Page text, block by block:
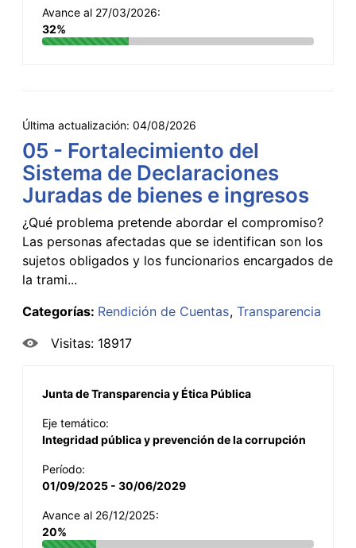
Avance al 27/03/2026:
32%
Última actualización: 04/08/2026
05 - Fortalecimiento del
Sistema de Declaraciones
Juradas de bienes e ingresos
¿Qué problema pretende abordar el compromiso?
Las personas afectadas que se identifican son los
sujetos obligados y los funcionarios encargados de
la trami...
Categorías: Rendición de Cuentas Transparencia
Visitas: 18917
Junta de Transparencia y Ética Pública
Eje temático:
Integridad pública y prevención de la corrupción
Período:
01/09/2025 - 30/06/2029
Avance al 26/12/2025:
20%